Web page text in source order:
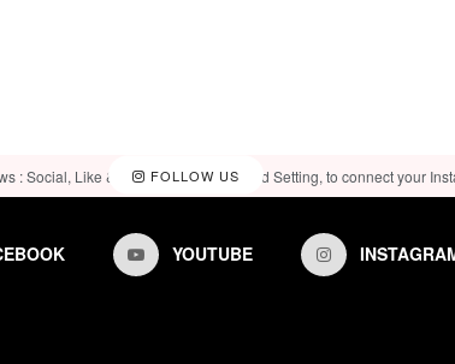
FOLLOW US
: Social, Like & View > Instagram Feed Setting, to connect your
YOUTUBE